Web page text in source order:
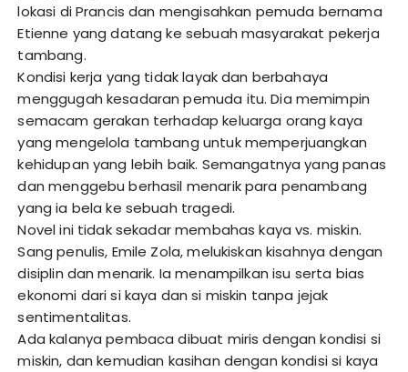
lokasi di Prancis dan mengisahkan pemuda bernama
Etienne yang datang ke sebuah masyarakat pekerja
tambang.
Kondisi kerja yang tidak layak dan berbahaya
menggugah kesadaran pemuda itu. Dia memimpin
semacam gerakan terhadap keluarga orang kaya
yang mengelola tambang untuk memperjuangkan
kehidupan yang lebih baik. Semangatnya yang panas
dan menggebu berhasil menarik para penambang
yang ia bela ke sebuah tragedi.
Novel ini tidak sekadar membahas kaya vs. miskin.
Sang penulis, Emile Zola, melukiskan kisahnya dengan
disiplin dan menarik. Ia menampilkan isu serta bias
ekonomi dari si kaya dan si miskin tanpa jejak
sentimentalitas.
Ada kalanya pembaca dibuat miris dengan kondisi si
miskin, dan kemudian kasihan dengan kondisi si kaya